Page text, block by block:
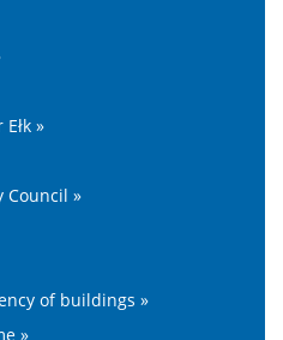
»
Council »
of buildings »
»